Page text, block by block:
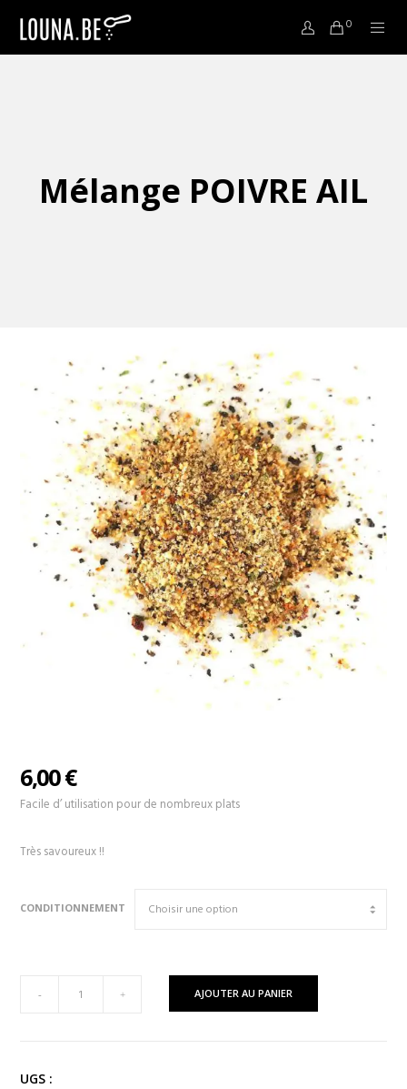
0
Mélange POIVRE AIL
6,00€
Facile d’ utilisation pour de nombreux plats
Très savoureux !!
CONDITIONNEMENT
AIL
- + AJOUTER AU PANIER
UGS :